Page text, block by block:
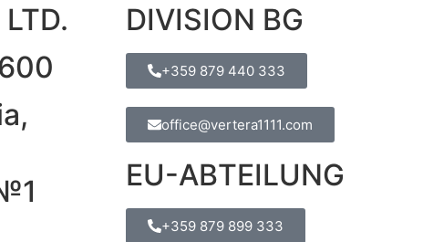
DIVISION BG
+359 879 440 333
office@vertera1111.com
EU-ABTEILUNG
+359 879 899 333